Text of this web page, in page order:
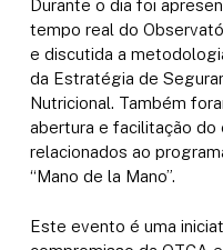
Durante o dia foi
tempo real do
e discutida a
da Estratégia de
Nutricional. Também
abertura e facilitação
relacionados ao
“Mano de la Mano”.
Este evento é uma